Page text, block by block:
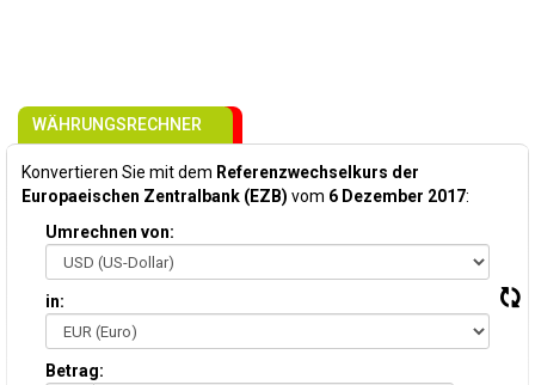
WÄHRUNGSRECHNER
Konvertieren Sie mit dem Referenzwechselkurs der
Europaeischen Zentralbank (EZB) vom 6 Dezember 2017:
Umrechnen von:
in:
Betrag: